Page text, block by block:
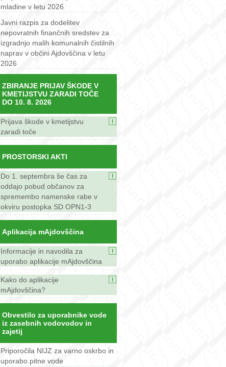
mladine v letu 2026
Javni razpis za dodelitev
nepovratnih finančnih sredstev za
izgradnjo malih komunalnih čistilnih
naprav v občini Ajdovščina v letu
2026
ZBIRANJE PRIJAV ŠKODE V
KMETIJSTVU ZARADI TOČE
DO 10. 8. 2026
Prijava škode v kmetijstvu
zaradi toče
PROSTORSKI AKTI
Do 1. septembra še čas za
oddajo pobud občanov za
spremembo namenske rabe v
okviru postopka SD OPN1-3
Aplikacija mAjdovščina
Informacije in navodila za
uporabo aplikacije mAjdovščina
Kako do aplikacije
mAjdovščina?
Obvestilo za uporabnike vode
iz zasebnih vodovodov in
zajetij
Priporočila NIJZ za varno oskrbo in
uporabo pitne vode